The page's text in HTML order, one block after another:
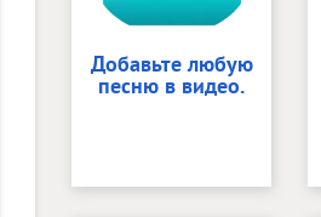
Добавьте любую
песню в видео.